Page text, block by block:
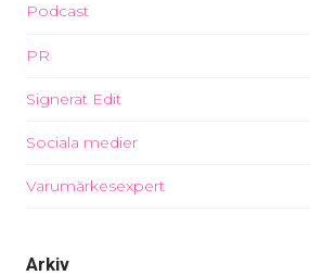
Podcast
PR
Signerat Edit
Sociala medier
Varumärkesexpert
Arkiv